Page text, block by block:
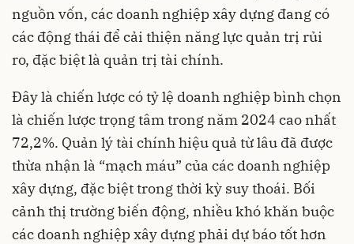
nguồn vốn, các doanh nghiệp xây dựng đang có
các động thái để cải thiện năng lực quản trị rủi
ro, đặc biệt là quản trị tài chính.
Đây là chiến lược có tỷ lệ doanh nghiệp bình chọn
là chiến lược trọng tâm trong năm 2024 cao nhất
72,2%. Quản lý tài chính hiệu quả từ lâu đã được
thừa nhận là “mạch máu” của các doanh nghiệp
xây dựng, đặc biệt trong thời kỳ suy thoái. Bối
cảnh thị trường biến động, nhiều khó khăn buộc
các doanh nghiệp xây dựng phải dự báo tốt hơn